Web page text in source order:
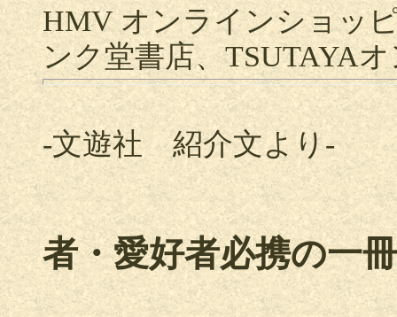
HMV オンラインショッ
ンク堂書店、TSUTAYA
-文遊社 紹介文より-
者・愛好者必携の一